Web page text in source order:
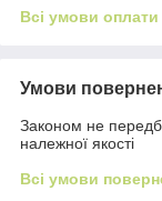
Всі умови оплати
Умови
Законом не
належної якості
Всі умови